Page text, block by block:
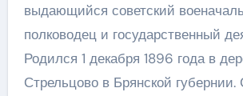
выдающийся советский
полководец и государственный
Родился 1 декабря 1896 года в
Стрельцово в Брянской